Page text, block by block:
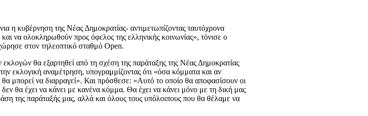
η κυβέρνηση της Νέας Δημοκρατίας- αντιμετωπίζοντας ταυτόχρονα
να ολοκληρωθούν προς όφελος της ελληνικής κοινωνίας», τόνισε ο
στον τηλεοπτικό σταθμό Open.
θα εξαρτηθεί από τη σχέση της παράταξης της Νέας Δημοκρατίας
εκλογική αναμέτρηση, υπογραμμίζοντας ότι «όσα κόμματα και αν
θα μπορεί να διαρραγεί». Και πρόσθεσε: «Αυτό το οποίο θα αποφασίσουν οι
θα έχει να κάνει με κανένα κόμμα. Θα έχει να κάνει μόνο με τη δική μας
της παράταξής μας, αλλά και όλους τους υπόλοιπους που θα θέλαμε να